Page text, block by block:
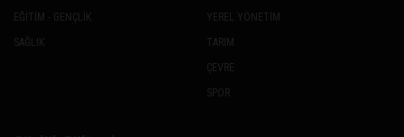
EĞİTİM - GENÇLİK
SAĞLIK
YEREL YÖNETİM
TARIM
ÇEVRE
SPOR